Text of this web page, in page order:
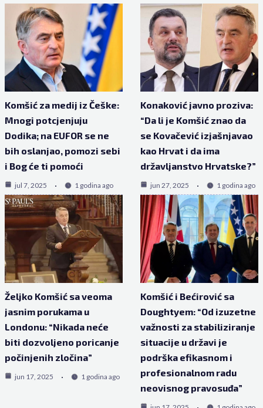
Komšić za medij iz Češke:
Mnogi potcjenjuju
Dodika; na EUFOR se ne
bih oslanjao, pomozi sebi
i Bog će ti pomoći
jul 7, 2025 1 godina ago
Konaković javno proziva:
“Da li je Komšić znao da
se Kovačević izjašnjavao
kao Hrvat i da ima
državljanstvo Hrvatske?”
jun 27, 2025 1 godina ago
Željko Komšić sa veoma
jasnim porukama u
Londonu: “Nikada neće
biti dozvoljeno poricanje
počinjenih zločina”
jun 17, 2025 1 godina ago
Komšić i Bećirović sa
Doughtyem: “Od izuzetne
važnosti za stabiliziranje
situacije u državi je
podrška efikasnom i
profesionalnom radu
neovisnog pravosuđa”